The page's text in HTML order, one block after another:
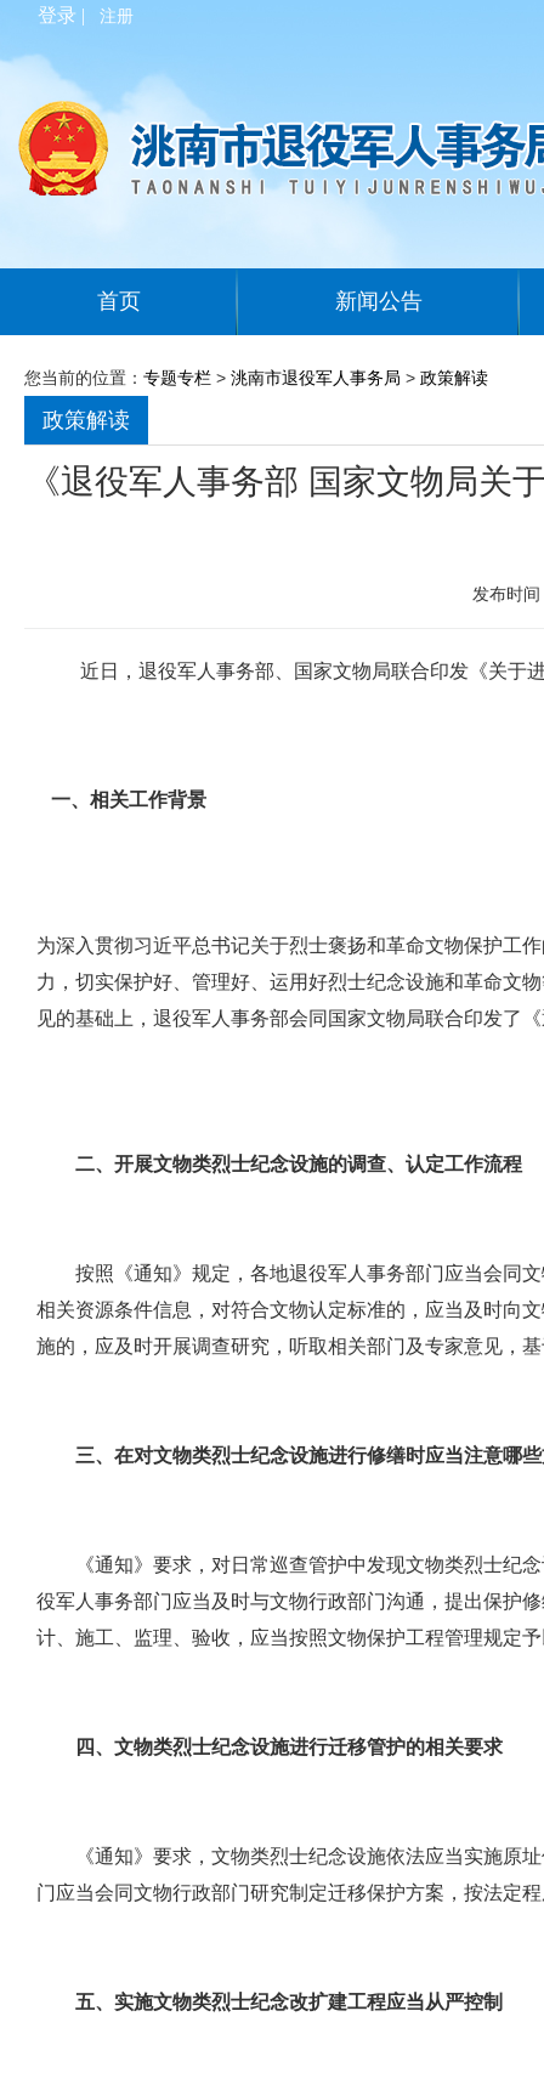
登录 | 注册
首页 新闻公告
您当前的位置： 专题专栏 > 洮南市退役军人事务局 > 政策解读
政策解读
《退役军人事务部 国家文物局关
发布时
近日 ， 退役军人事务部 国家文物局联合印发 《关于
一、相关工作背景
为深入贯彻习近平总书记关于烈士褒扬和革命文物保护工
力，切实保护好、管理好、运用好烈士纪念设施和革命文
见的基础上，退役军人事务部会同国家文物局联合印发了
二、开展文物类烈士纪念设施的调查、认定工作流程
按照《通知》规定，各地退役军人事务部门应当会同
相关资源条件信息，对符合文物认定标准的，应当及时向
施的，应及时开展调查研究，听取相关部门及专家意见，
三、在对文物类烈士纪念设施进行修缮时应当注意哪
《通知》要求，对日常巡查管护中发现文物类烈士纪
役军人事务部门应当及时与文物行政部门沟通，提出保护
计、施工、监理、验收，应当按照文物保护工程管理规定
四、文物类烈士纪念设施进行迁移管护的相关要求
《通知》要求，文物类烈士纪念设施依法应当实施原
门应当会同文物行政部门研究制定迁移保护方案，按法定
五、实施文物类烈士纪念改扩建工程应当从严控制